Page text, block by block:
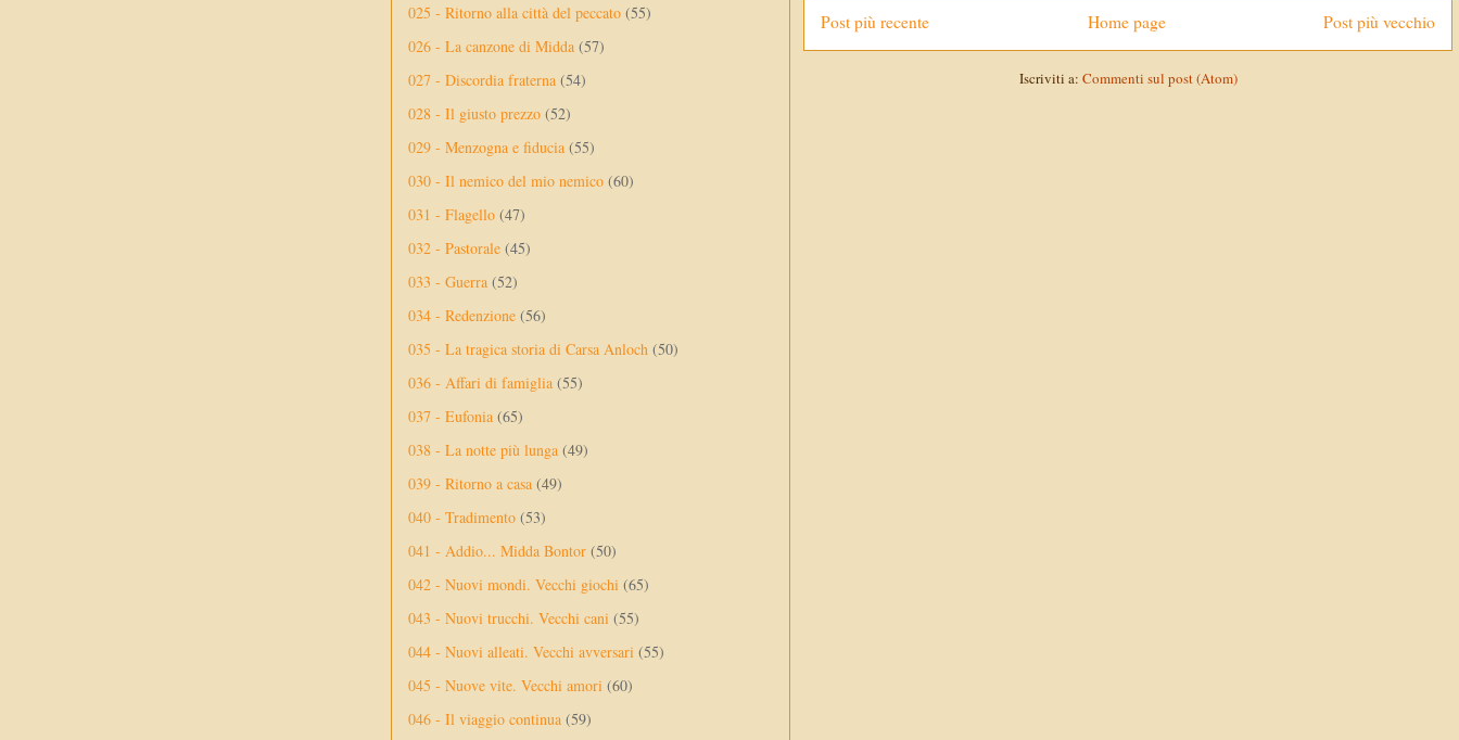
Post più recente Post più vecchio
Home page
Iscriviti a: Commenti sul post (Atom)
025 - Ritorno alla città del peccato (55)
026 - La canzone di Midda (57)
027 - Discordia fraterna (54)
028 - Il giusto prezzo (52)
029 - Menzogna e fiducia (55)
030 - Il nemico del mio nemico (60)
031 - Flagello (47)
032 - Pastorale (45)
033 - Guerra (52)
034 - Redenzione (56)
035 - La tragica storia di Carsa Anloch (50)
036 - Affari di famiglia (55)
037 - Eufonia (65)
038 - La notte più lunga (49)
039 - Ritorno a casa (49)
040 - Tradimento (53)
041 - Addio... Midda Bontor (50)
042 - Nuovi mondi. Vecchi giochi (65)
043 - Nuovi trucchi. Vecchi cani (55)
044 - Nuovi alleati. Vecchi avversari (55)
045 - Nuove vite. Vecchi amori (60)
046 - Il viaggio continua (59)